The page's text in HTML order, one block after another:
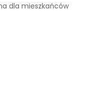
dla mieszkańców